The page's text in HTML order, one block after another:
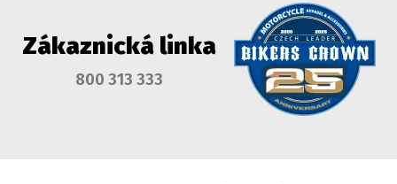
Zákaznická linka
800 313 333